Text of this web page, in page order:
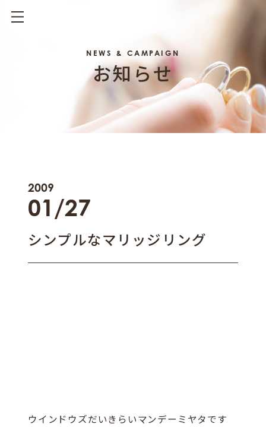
NEWS & CAMPAIGN
お知らせ
シンプルなマリッジリング
2009
01/27
ウインドウズだいきらいマンデーミヤタです